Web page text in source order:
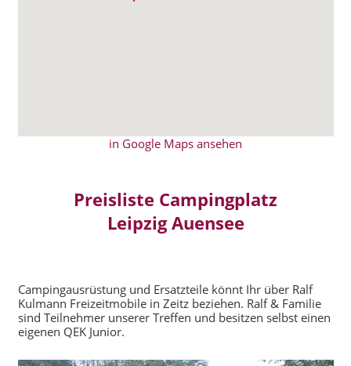
in Google Maps ansehen
Preisliste Campingplatz
Leipzig Auensee
Campingausrüstung und Ersatzteile könnt Ihr über Ralf
Kulmann Freizeitmobile in Zeitz beziehen. Ralf & Familie
sind Teilnehmer unserer Treffen und besitzen selbst einen
eigenen QEK Junior.